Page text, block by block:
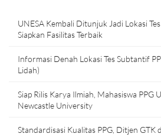
UNESA Kembali Ditunjuk Jadi Lokasi
Siapkan Fasilitas Terbaik
Informasi Denah Lokasi Tes Subtantif
Lidah)
Siap Rilis Karya Ilmiah, Mahasiswa PPG
Newcastle University
Standardisasi Kualitas PPG, Ditjen GTK